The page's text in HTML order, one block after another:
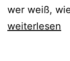
wer weiß,
weiterlesen